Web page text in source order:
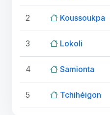
2 Koussoukpa
3 Lokoli
4 Samionta
5 Tchihéigon